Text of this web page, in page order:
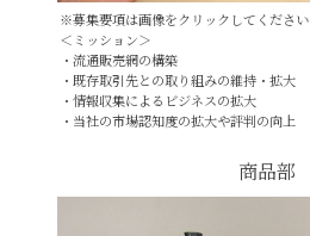
※募集要項は画像をクリックしてください
＜ミッション＞
・流通販売網の構築
・既存取引先との取り組みの維持・拡大
・情報収集によるビジネスの拡大
・当社の市場認知度の拡大や評判の向上
商品部